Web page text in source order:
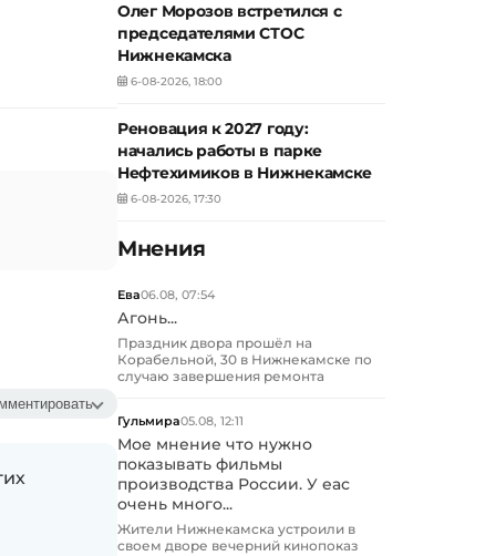
Олег Морозов встретился с
председателями СТОС
Нижнекамска
6-08-2026, 18:00
Реновация к 2027 году:
начались работы в парке
Нефтехимиков в Нижнекамске
6-08-2026, 17:30
Мнения
Ева06.08, 07:54
Агонь...
Праздник двора прошёл на
Корабельной, 30 в Нижнекамске по
случаю завершения ремонта
Гульмира05.08, 12:11
Мое мнение что нужно
показывать фильмы
производства России. У еас
очень много...
Жители Нижнекамска устроили в
своем дворе вечерний кинопоказ